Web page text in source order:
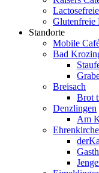
Glutenfreie
Standorte
Mobile
Bad
Breisach
Brot
Denzlingen
Am